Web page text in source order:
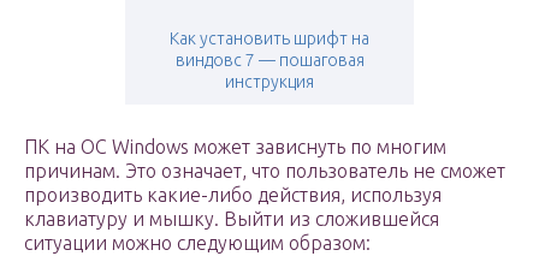
Как установить шрифт на
виндовс 7 — пошаговая
инструкция
ПК на OC Windows может зависнуть по многим
причинам. Это означает, что пользователь не сможет
производить какие-либо действия, используя
клавиатуру и мышку. Выйти из сложившейся
ситуации можно следующим образом: